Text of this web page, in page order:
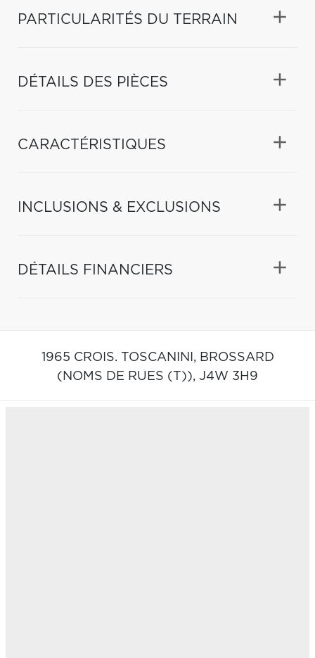
PARTICULARITÉS DU TERRAIN
DÉTAILS DES PIÈCES
CARACTÉRISTIQUES
INCLUSIONS & EXCLUSIONS
DÉTAILS FINANCIERS
1965 CROIS. TOSCANINI, BROSSARD
(NOMS DE RUES (T)), J4W 3H9